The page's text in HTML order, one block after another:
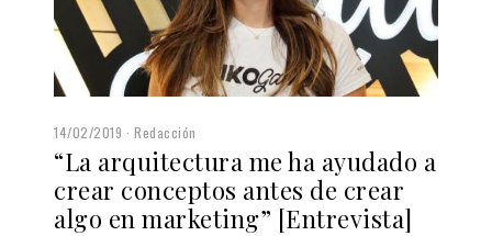
14/02/2019 Redacción
“La arquitectura me ha ayudado a
crear conceptos antes de crear
algo en marketing” [Entrevista]